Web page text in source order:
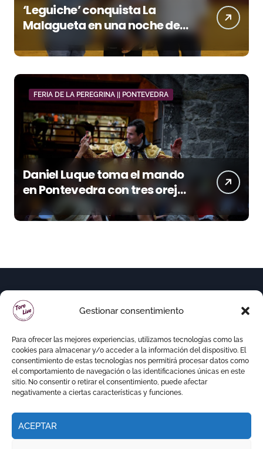
Gestionar consentimiento
Para ofrecer las mejores experiencias, utilizamos tecnologías como las
cookies para almacenar y/o acceder a la información del dispositivo. El
consentimiento de estas tecnologías nos permitirá procesar datos como
el comportamiento de navegación o las identificaciones únicas en este
sitio. No consentir o retirar el consentimiento, puede afectar
negativamente a ciertas características y funciones.
ACEPTAR
‘Leguiche’ conquista La
Malagueta en una noche de
recortes, emoción y gran
ambiente
FERIA DE LA PEREGRINA || PONTEVEDRA
Daniel Luque toma el mando
en Pontevedra con tres orejas
y una Puerta Grande de peso